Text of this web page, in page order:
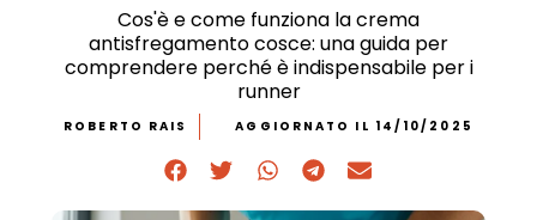
Cos'è e come funziona la crema
antisfregamento cosce: una guida per
comprendere perché è indispensabile per i
runner
ROBERTO RAIS AGGIORNATO IL 14/10/2025